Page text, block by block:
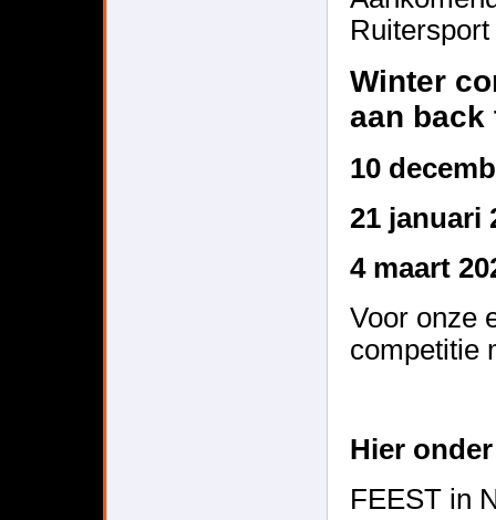
Winter
aan back
10
21 januari
4 maart
Voor onze
competitie
Hier
FEEST in